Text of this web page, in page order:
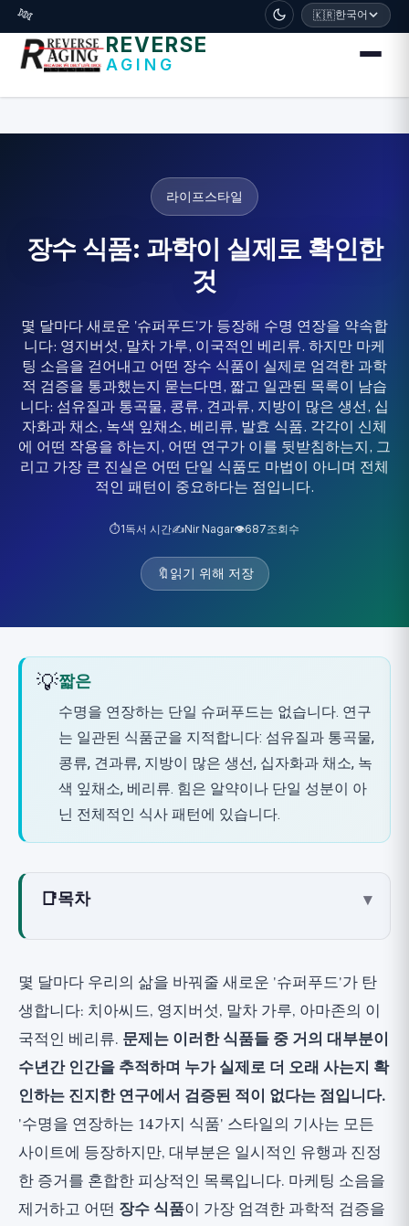
דלג לתוכן הראשי
🧬 🇰🇷한국어
REVERSE
AGING
라이프스타일
장수 식품: 과학이 실제로 확인한
것
몇 달마다 새로운 '슈퍼푸드'가 등장해 수명 연장을 약속합
니다: 영지버섯, 말차 가루, 이국적인 베리류. 하지만 마케
팅 소음을 걷어내고 어떤 장수 식품이 실제로 엄격한 과학
적 검증을 통과했는지 묻는다면, 짧고 일관된 목록이 남습
니다: 섬유질과 통곡물, 콩류, 견과류, 지방이 많은 생선, 십
자화과 채소, 녹색 잎채소, 베리류, 발효 식품. 각각이 신체
에 어떤 작용을 하는지, 어떤 연구가 이를 뒷받침하는지, 그
리고 가장 큰 진실은 어떤 단일 식품도 마법이 아니며 전체
적인 패턴이 중요하다는 점입니다.
⏱️1독서 시간✍️Nir Nagar👁️687조회수
🔖 읽기 위해 저장
💡짧은
수명을 연장하는 단일 슈퍼푸드는 없습니다. 연구
는 일관된 식품군을 지적합니다: 섬유질과 통곡물,
콩류, 견과류, 지방이 많은 생선, 십자화과 채소, 녹
색 잎채소, 베리류. 힘은 알약이나 단일 성분이 아
닌 전체적인 식사 패턴에 있습니다.
📑목차 ▾
1. 섬유질과 통곡물: 가장 입증된 기초
2. 콩류: 생존을 위한 가장 강력한 식이 예측 인자
3. 지방이 많은 생선: 오메가-3와 심장 건강
4. 십자화과 채소: 대사 및 혈관 보호
5. 녹색 잎채소: 뇌 노화 억제
6. 견과류: 건강한 지방과 사망률 감소
7. 베리류: 플라보노이드와 노화하는 뇌
8. 발효 식품과 올리브 오일: 장과 건강한 지방
몇 달마다 우리의 삶을 바꿔줄 새로운 '슈퍼푸드'가 탄
생합니다: 치아씨드, 영지버섯, 말차 가루, 아마존의 이
국적인 베리류. 문제는 이러한 식품들 중 거의 대부분이
수년간 인간을 추적하며 누가 실제로 더 오래 사는지 확
인하는 진지한 연구에서 검증된 적이 없다는 점입니다.
'수명을 연장하는 14가지 식품' 스타일의 기사는 모든
사이트에 등장하지만, 대부분은 일시적인 유행과 진정
한 증거를 혼합한 피상적인 목록입니다. 마케팅 소음을
제거하고 어떤 장수 식품이 가장 엄격한 과학적 검증을